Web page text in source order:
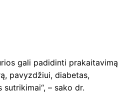
gali padidinti prakaitavimą
pavyzdžiui, diabetas,
– sako dr.